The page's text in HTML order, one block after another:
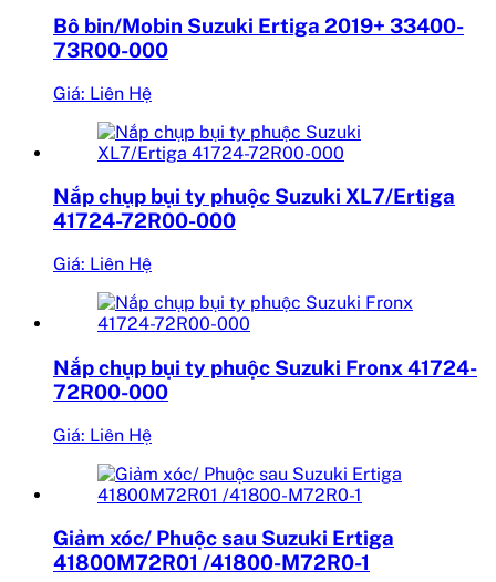
Bô bin/Mobin Suzuki Ertiga 2019+ 33400-
73R00-000
Giá: Liên Hệ
Nắp chụp bụi ty phuộc Suzuki XL7/Ertiga
41724-72R00-000
Giá: Liên Hệ
Nắp chụp bụi ty phuộc Suzuki Fronx 41724-
72R00-000
Giá: Liên Hệ
Giảm xóc/ Phuộc sau Suzuki Ertiga
41800M72R01 /41800-M72R0-1